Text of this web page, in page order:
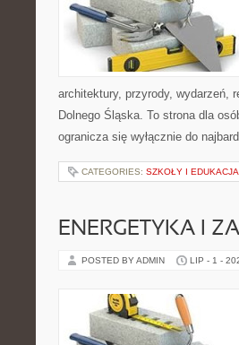
architektury, przyrody, wydarzeń,
Dolnego Śląska. To strona dla
ogranicza się wyłącznie do
CATEGORIES: SZKOŁY I EDUKACJA
ENERGETYKA I
POSTED BY ADMIN LIP - 1 -